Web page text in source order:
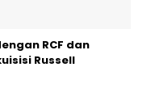
RCF dan
Russell